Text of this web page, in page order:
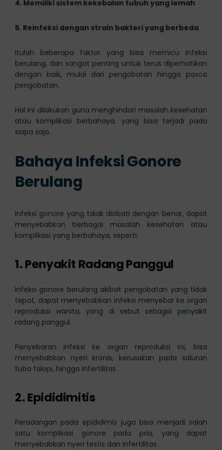
4. Memiliki sistem kekebalan tubuh yang lemah
5. Reinfeksi dengan strain bakteri yang berbeda
Itulah beberapa faktor yang bisa memicu infeksi
berulang, dan sangat penting untuk terus diperhatikan
dengan baik, mulai dari pengobatan hingga pasca
pengobatan.
Hal ini dilakukan guna menghindari masalah kesehatan
atau komplikasi berbahaya, yang bisa terjadi pada
siapa saja.
Bahaya Infeksi Gonore
Berulang
Infeksi gonore yang tdiak diobati dengan benar, dapat
menyebabkan berbagai masalah kesehatan atau
komplikasi yang berbahaya, seperti:
1. Penyakit Radang Panggul
Infeksi gonore berulang akibat pengobatan yang tidak
tepat, dapat menyebabkan infeksi menyebar ke organ
reproduksi wanita, yang di sebut sebagai penyakit
radang panggul.
Penyebaran infeksi ke organ reproduksi ini, bisa
menyebabkan nyeri kronis, kerusakan pada saluran
tuba falopi, hingga infertilitas.
2. Epididimitis
Peradangan pada epididimis juga bisa menjadi salah
satu komplikasi gonore pada pria, yang dapat
menyebabkan nyeri testis dan infertilitas.